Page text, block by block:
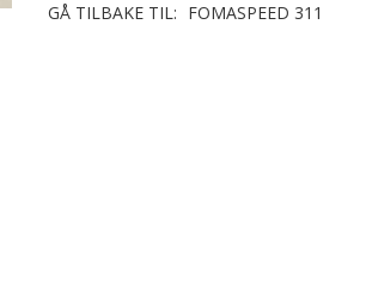
GÅ TILBAKE TIL: FOMASPEED 311